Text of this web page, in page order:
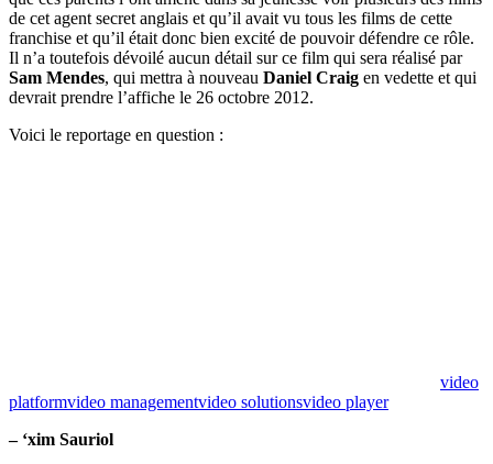
de cet agent secret anglais et qu’il avait vu tous les films de cette
franchise et qu’il était donc bien excité de pouvoir défendre ce rôle.
Il n’a toutefois dévoilé aucun détail sur ce film qui sera réalisé par
Sam Mendes, qui mettra à nouveau Daniel Craig en vedette et qui
devrait prendre l’affiche le 26 octobre 2012.
Voici le reportage en question :
video
platformvideo managementvideo solutionsvideo player
– ‘xim Sauriol